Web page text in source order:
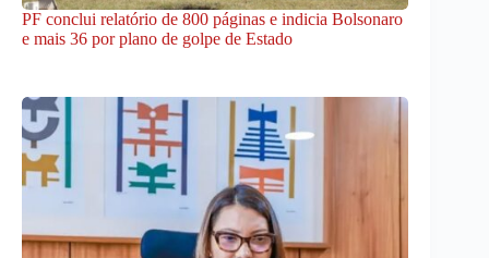
PF conclui relatório de 800 páginas e indicia Bolsonaro
e mais 36 por plano de golpe de Estado